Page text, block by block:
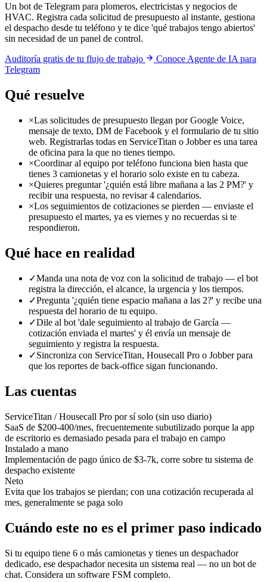
Un bot de Telegram para plomeros, electricistas y negocios de
HVAC. Registra cada solicitud de presupuesto al instante, gestiona
el despacho desde tu teléfono y te dice 'qué trabajos tengo abiertos'
sin necesidad de un panel de control.
Auditoría gratis de tu flujo de trabajo
Conoce Agente de IA para
Telegram
Qué resuelve
×Las solicitudes de presupuesto llegan por Google Voice,
mensaje de texto, DM de Facebook y el formulario de tu sitio
web. Registrarlas todas en ServiceTitan o Jobber es una tarea
de oficina para la que no tienes tiempo.
×Coordinar al equipo por teléfono funciona bien hasta que
tienes 3 camionetas y el horario solo existe en tu cabeza.
×Quieres preguntar '¿quién está libre mañana a las 2 PM?' y
recibir una respuesta, no revisar 4 calendarios.
×Los seguimientos de cotizaciones se pierden — enviaste el
presupuesto el martes, ya es viernes y no recuerdas si te
respondieron.
Qué hace en realidad
✓Manda una nota de voz con la solicitud de trabajo — el bot
registra la dirección, el alcance, la urgencia y los tiempos.
✓Pregunta '¿quién tiene espacio mañana a las 2?' y recibe una
respuesta del horario de tu equipo.
✓Dile al bot 'dale seguimiento al trabajo de García —
cotización enviada el martes' y él envía un mensaje de
seguimiento y registra la respuesta.
✓Sincroniza con ServiceTitan, Housecall Pro o Jobber para
que los reportes de back-office sigan funcionando.
Las cuentas
ServiceTitan / Housecall Pro por sí solo (sin uso diario)
SaaS de $200-400/mes, frecuentemente subutilizado porque la app
de escritorio es demasiado pesada para el trabajo en campo
Instalado a mano
Implementación de pago único de $3-7k, corre sobre tu sistema de
despacho existente
Neto
Evita que los trabajos se pierdan; con una cotización recuperada al
mes, generalmente se paga solo
Cuándo este no es el primer paso indicado
Si tu equipo tiene 6 o más camionetas y tienes un despachador
dedicado, ese despachador necesita un sistema real — no un bot de
chat. Considera un software FSM completo.